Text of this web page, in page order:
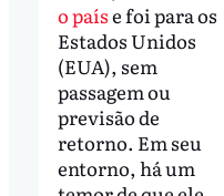
o paíse foi para os
Estados Unidos
(EUA), sem
passagem ou
previsão de
retorno. Em seu
entorno, há um